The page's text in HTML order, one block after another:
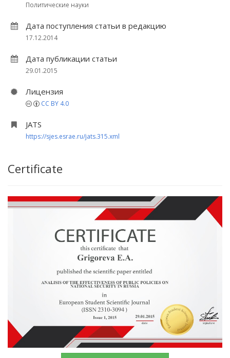
Политические науки
Дата поступления статьи в редакцию
17.12.2014
Дата публикации статьи
29.01.2015
Лицензия
CC BY 4.0
JATS
https://sjes.esrae.ru/jats.315.xml
Certificate